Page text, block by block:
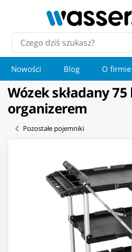
Nowości Blog O firmie
Wózek składany 75
organizerem
Pozostałe pojemniki